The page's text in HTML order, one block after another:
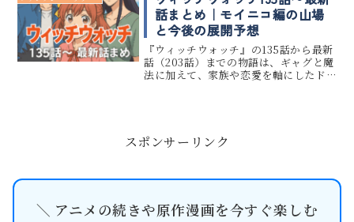
末の予想 読者...
話まとめ｜モイニコ編の山場
と今後の展開予想
『ウィッチウォッチ』の135話から最新
話（203話）までの物語は、ギャグと魔
法に加えて、家族や恋愛を軸にしたド
スポンサーリンク
＼ アニメの続きや原作漫画を今すぐ楽しむ